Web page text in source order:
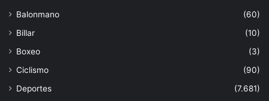
Balonmano
(60)
Billar
(10)
Boxeo
(3)
Ciclismo
(90)
Deportes
(7.681)